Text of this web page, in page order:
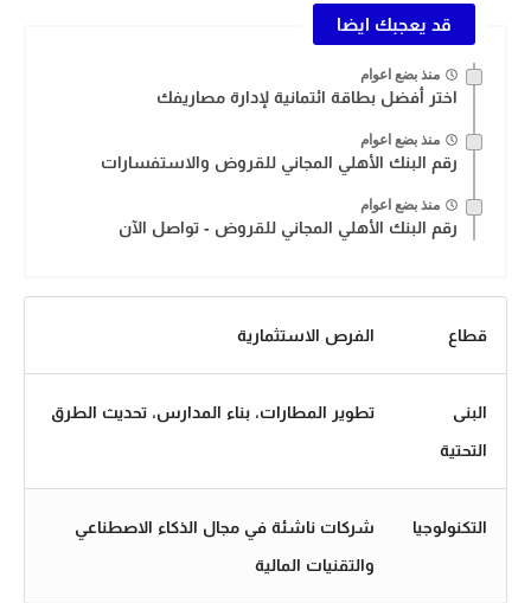
قد يعجبك ايضا
منذ بضع اعوام
اختر أفضل بطاقة ائتمانية لإدارة مصاريفك
منذ بضع اعوام
رقم البنك الأهلي المجاني للقروض والاستفسارات
منذ بضع اعوام
رقم البنك الأهلي المجاني للقروض - تواصل الآن
قطاع الفرص الاستثمارية
البنى
التحتية
تطوير المطارات، بناء المدارس، تحديث الطرق
التكنولوجيا
شركات ناشئة في مجال الذكاء الاصطناعي
والتقنيات المالية